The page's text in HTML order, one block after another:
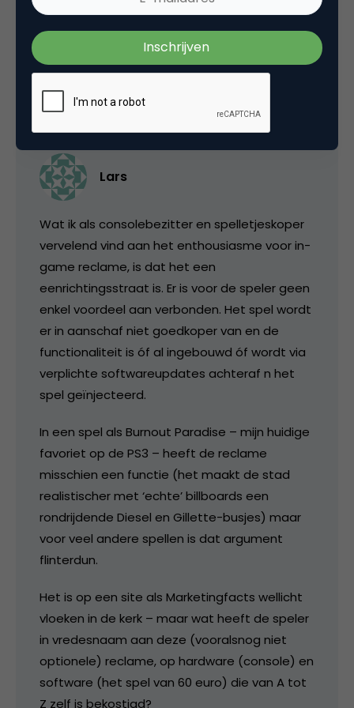
een link is tussen de echte wereld en de
virtuele wereld.
Lars
Wat ik als consolebezitter en spelletjeskoper
vervelend vind aan het enthousiasme voor in-
game reclame, is dat het een
eenrichtingsstraat is. Er is voor de speler geen
enkel voordeel aan verbonden. Het spel wordt
er in aanschaf niet goedkoper van en de
functionaliteit is óf al ingebouwd óf wordt via
verplichte softwareupdates achteraf n het
spel geïnjecteerd.
In een spel als Burnout Paradise – mijn huidige
favoriet op de PS3 – heeft de reclame
misschien een functie (het maakt de stad
realistischer met ‘echte’ billboards een
rondrijdende Diesel en Gillette-busjes) maar
voor veel andere spellen is dat argument
flinterdun.
Het is op een site als Marketingfacts wellicht
vloeken in de kerk – maar wat heeft de speler
in vredesnaam aan deze (vooralsnog niet
optionele) reclame, op hardware (console) en
software (het spel van 60 euro) die van A tot
Z zelf is bekostigd?